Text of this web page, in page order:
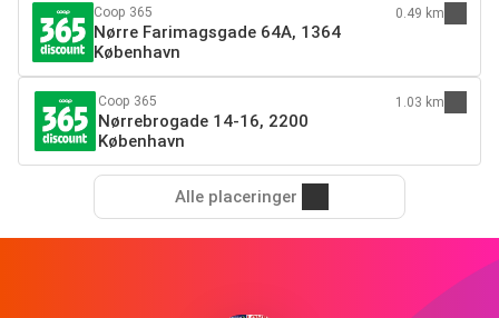
Coop 365
Nørre Farimagsgade 64A, 1364
København
0.49 km
Coop 365
Nørrebrogade 14-16, 2200
København
1.03 km
Alle placeringer